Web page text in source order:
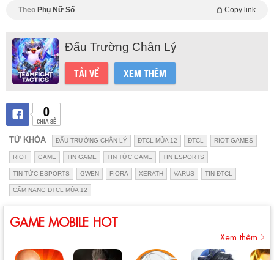
Theo Phụ Nữ Số Copy link
Đấu Trường Chân Lý
TẢI VỀ XEM THÊM
0
CHIA SẺ
TỪ KHÓA ĐẤU TRƯỜNG CHÂN LÝ ĐTCL MÙA 12 ĐTCL RIOT GAMES
RIOT GAME TIN GAME TIN TỨC GAME TIN ESPORTS
TIN TỨC ESPORTS GWEN FIORA XERATH VARUS TIN ĐTCL
CẨM NANG ĐTCL MÙA 12
GAME MOBILE HOT
Xem thêm